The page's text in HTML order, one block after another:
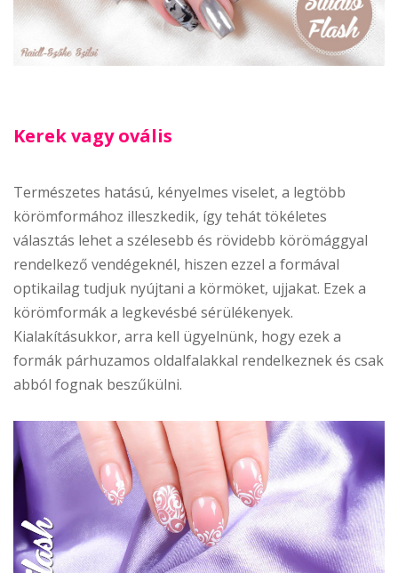
Kerek vagy ovális
Természetes hatású, kényelmes viselet, a legtöbb
körömformához illeszkedik, így tehát tökéletes
választás lehet a szélesebb és rövidebb körömággyal
rendelkező vendégeknél, hiszen ezzel a formával
optikailag tudjuk nyújtani a körmöket, ujjakat. Ezek a
körömformák a legkevésbé sérülékenyek.
Kialakításukkor, arra kell ügyelnünk, hogy ezek a
formák párhuzamos oldalfalakkal rendelkeznek és csak
abból fognak beszűkülni.